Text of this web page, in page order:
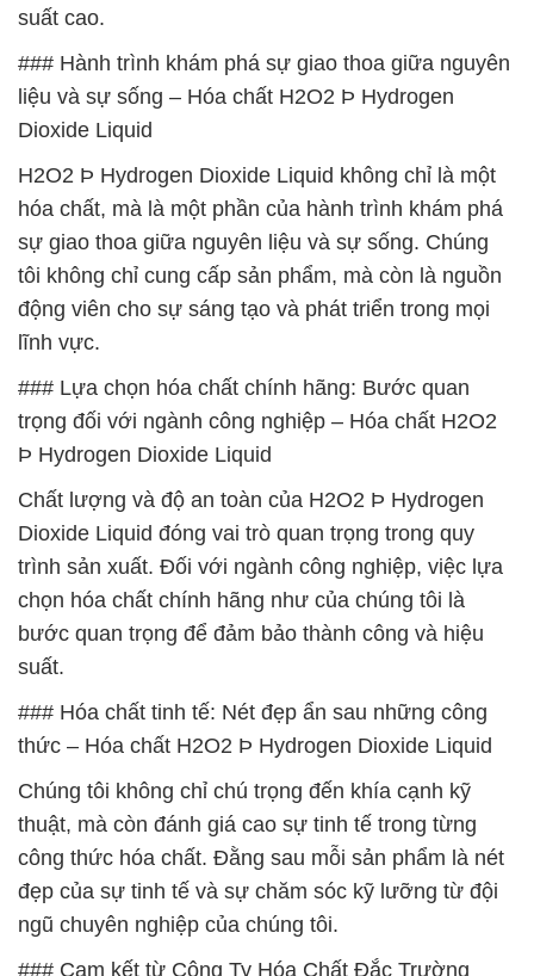
suất cao.
### Hành trình khám phá sự giao thoa giữa nguyên
liệu và sự sống – Hóa chất H2O2 Þ Hydrogen
Dioxide Liquid
H2O2 Þ Hydrogen Dioxide Liquid không chỉ là một
hóa chất, mà là một phần của hành trình khám phá
sự giao thoa giữa nguyên liệu và sự sống. Chúng
tôi không chỉ cung cấp sản phẩm, mà còn là nguồn
động viên cho sự sáng tạo và phát triển trong mọi
lĩnh vực.
### Lựa chọn hóa chất chính hãng: Bước quan
trọng đối với ngành công nghiệp – Hóa chất H2O2
Þ Hydrogen Dioxide Liquid
Chất lượng và độ an toàn của H2O2 Þ Hydrogen
Dioxide Liquid đóng vai trò quan trọng trong quy
trình sản xuất. Đối với ngành công nghiệp, việc lựa
chọn hóa chất chính hãng như của chúng tôi là
bước quan trọng để đảm bảo thành công và hiệu
suất.
### Hóa chất tinh tế: Nét đẹp ẩn sau những công
thức – Hóa chất H2O2 Þ Hydrogen Dioxide Liquid
Chúng tôi không chỉ chú trọng đến khía cạnh kỹ
thuật, mà còn đánh giá cao sự tinh tế trong từng
công thức hóa chất. Đằng sau mỗi sản phẩm là nét
đẹp của sự tinh tế và sự chăm sóc kỹ lưỡng từ đội
ngũ chuyên nghiệp của chúng tôi.
### Cam kết từ Công Ty Hóa Chất Đắc Trường